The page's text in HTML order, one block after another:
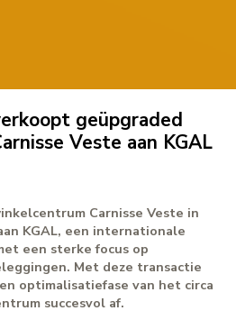
geüpgraded
Veste aan KGAL
Carnisse Veste in
KGAL, een internationale
een sterke focus op
Met deze transactie
optimalisatiefase van het circa
succesvol af.